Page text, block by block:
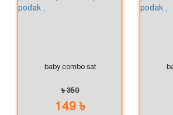
baby combo sat
৳ 350
149 ৳